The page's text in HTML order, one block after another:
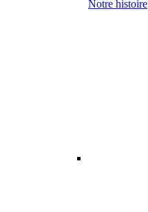
Notre histoire